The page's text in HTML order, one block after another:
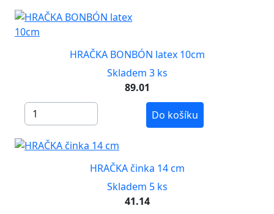
HRAČKA BONBÓN latex 10cm
Skladem 3 ks
89.01
Do košíku
HRAČKA činka 14 cm
Skladem 5 ks
41.14